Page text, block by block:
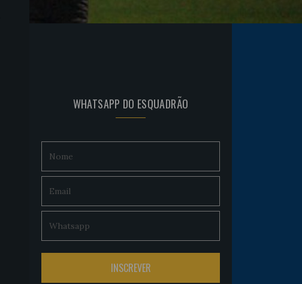
WHATSAPP DO ESQUADRÃO